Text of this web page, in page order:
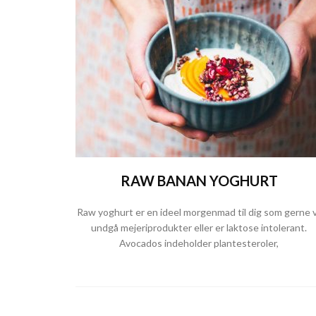
RAW BANAN YOGHURT
Raw yoghurt er en ideel morgenmad til dig som gerne
undgå mejeriprodukter eller er laktose intolerant.
Avocados indeholder plantesteroler,